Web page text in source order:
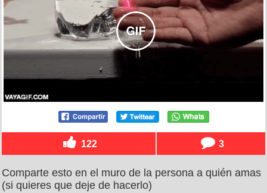
122 3
Comparte esto en el muro de la persona a quién amas
(si quieres que deje de hacerlo)